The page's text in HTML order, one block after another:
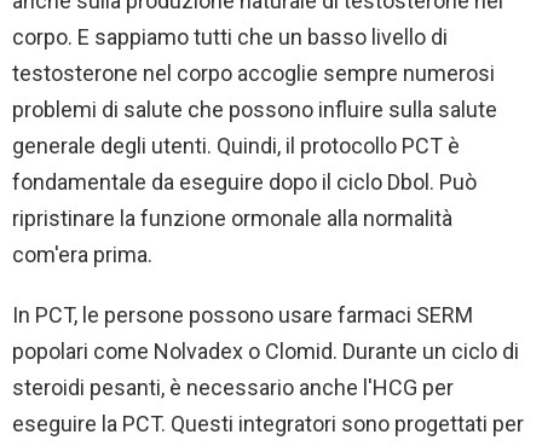
corpo. E sappiamo tutti che un basso livello di
testosterone nel corpo accoglie sempre numerosi
problemi di salute che possono influire sulla salute
generale degli utenti. Quindi, il protocollo PCT è
fondamentale da eseguire dopo il ciclo Dbol. Può
ripristinare la funzione ormonale alla normalità
com'era prima.
In PCT, le persone possono usare farmaci SERM
popolari come Nolvadex o Clomid. Durante un ciclo di
steroidi pesanti, è necessario anche l'HCG per
eseguire la PCT. Questi integratori sono progettati per